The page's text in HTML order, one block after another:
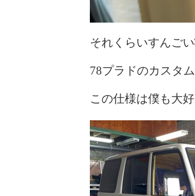
それくらいすんご
78プラドのカスタ
この仕様は僕も大